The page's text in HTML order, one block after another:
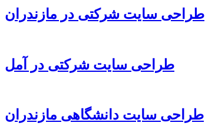
طراحی سایت شرکتی در مازندران
طراحی سایت شرکتی در آمل
طراحی سایت دانشگاهی مازندران